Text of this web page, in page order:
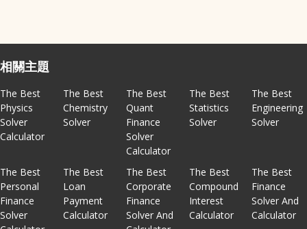
相關主題
The Best
Physics
Solver
Calculator
The Best
Chemistry
Solver
The Best
Quant
Finance
Solver
Calculator
The Best
Statistics
Solver
The Best
Engineering
Solver
The Best
Personal
Finance
Solver
The Best
Loan
Payment
Calculator
The Best
Corporate
Finance
Solver And
The Best
Compound
Interest
Calculator
The Best
Finance
Solver And
Calculator